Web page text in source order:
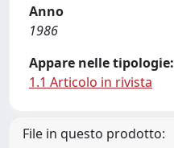
Anno
1986
Appare nelle tipologie:
1.1 Articolo in rivista
File in questo prodotto: